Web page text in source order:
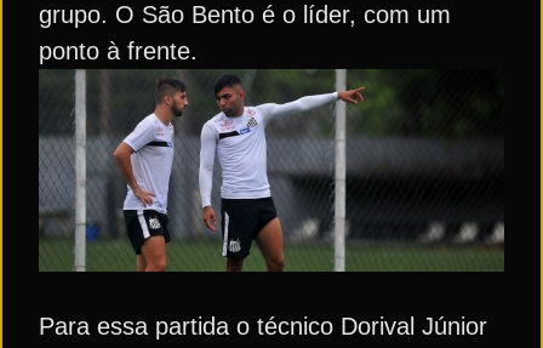
grupo. O São Bento é o líder, com um
ponto à frente.
Para essa partida o técnico Dorival Júnior